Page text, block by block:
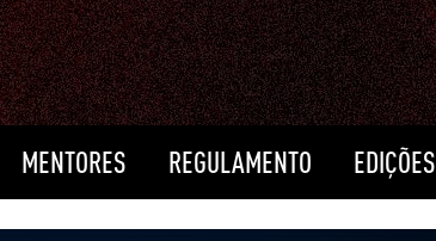
MENTORES REGULAMENTO EDIÇÕES